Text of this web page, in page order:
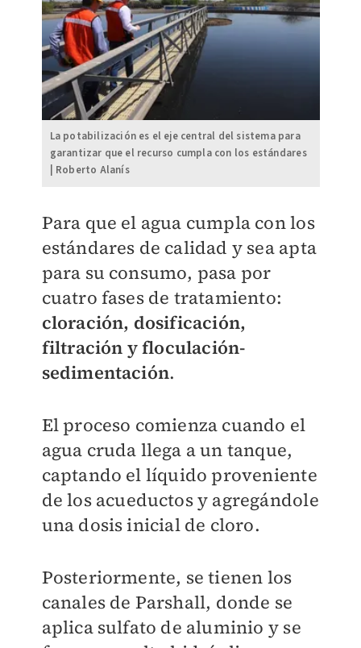
La potabilización es el eje central del sistema para
garantizar que el recurso cumpla con los estándares
| Roberto Alanís
Para que el agua cumpla con los
estándares de calidad y sea apta
para su consumo, pasa por
cuatro fases de tratamiento:
cloración, dosificación,
filtración y floculación-
sedimentación.
El proceso comienza cuando el
agua cruda llega a un tanque,
captando el líquido proveniente
de los acueductos y agregándole
una dosis inicial de cloro.
Posteriormente, se tienen los
canales de Parshall, donde se
aplica sulfato de aluminio y se